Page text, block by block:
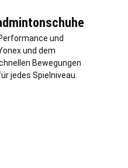
und
und dem
Bewegungen
jedes Spielniveau.